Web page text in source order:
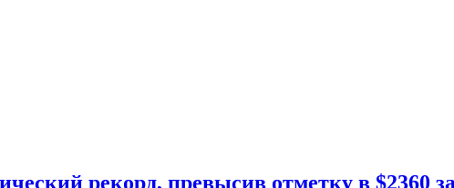
рекорд, превысив отметку в $2360